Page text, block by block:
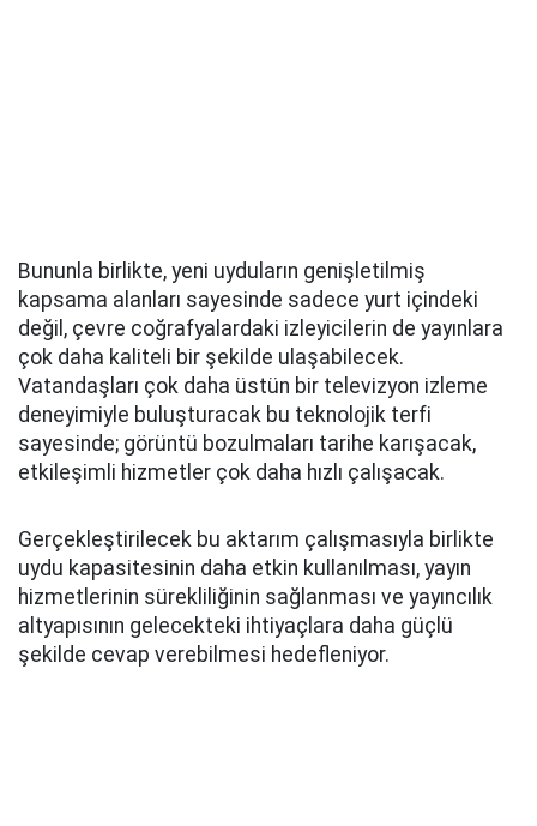
Bununla birlikte, yeni uyduların genişletilmiş
kapsama alanları sayesinde sadece yurt içindeki
değil, çevre coğrafyalardaki izleyicilerin de yayınlara
çok daha kaliteli bir şekilde ulaşabilecek.
Vatandaşları çok daha üstün bir televizyon izleme
deneyimiyle buluşturacak bu teknolojik terfi
sayesinde; görüntü bozulmaları tarihe karışacak,
etkileşimli hizmetler çok daha hızlı çalışacak.
Gerçekleştirilecek bu aktarım çalışmasıyla birlikte
uydu kapasitesinin daha etkin kullanılması, yayın
hizmetlerinin sürekliliğinin sağlanması ve yayıncılık
altyapısının gelecekteki ihtiyaçlara daha güçlü
şekilde cevap verebilmesi hedefleniyor.